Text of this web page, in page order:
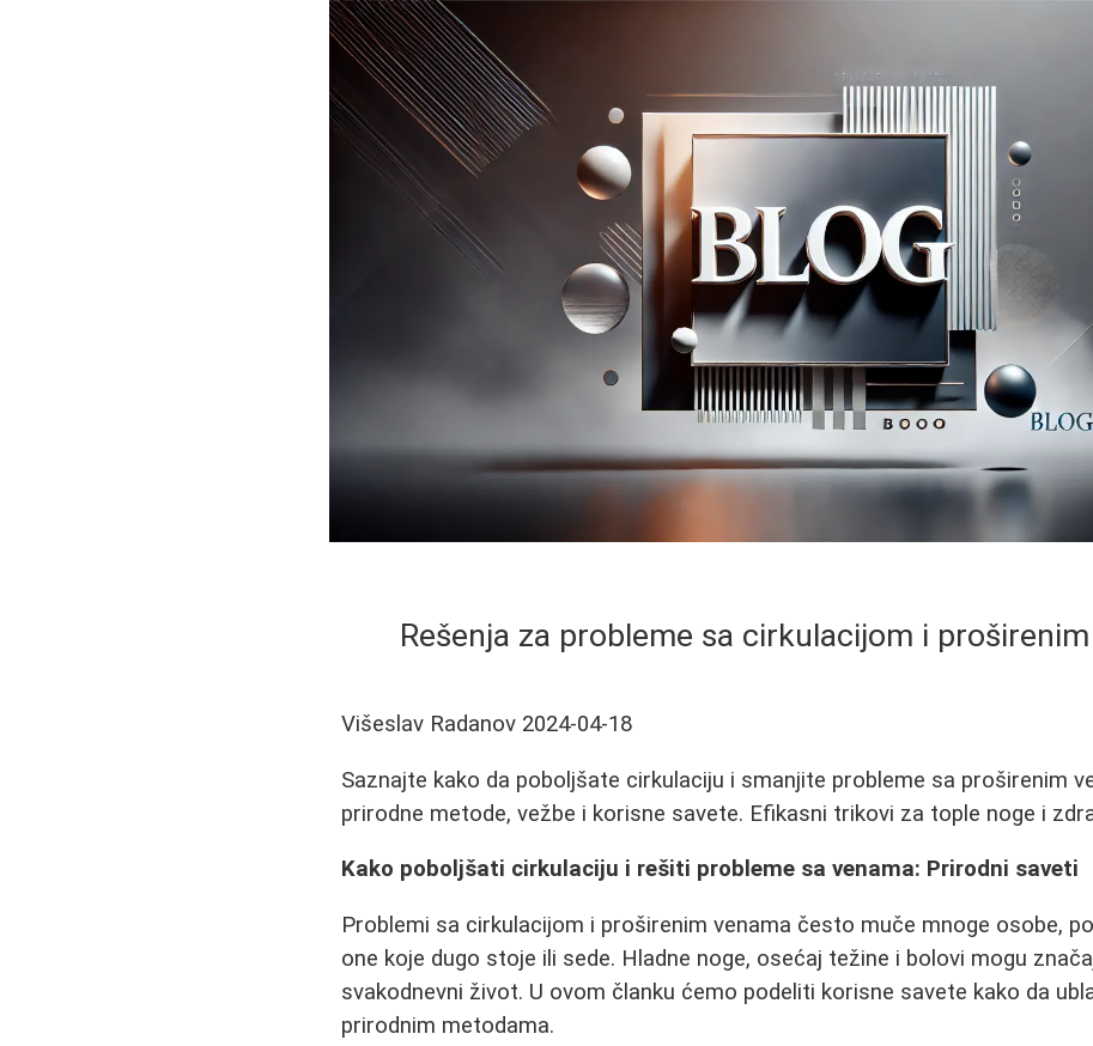
Rešenja za probleme sa cirkulacijom i
Višeslav Radanov 2024-04-18
Saznajte kako da poboljšate cirkulaciju i smanjite probleme sa proširenim
prirodne metode, vežbe i korisne savete. Efikasni trikovi za tople noge i
Kako poboljšati cirkulaciju i rešiti probleme sa venama: Prirodni saveti
Problemi sa cirkulacijom i proširenim venama često muče mnoge osobe,
one koje dugo stoje ili sede. Hladne noge, osećaj težine i bolovi mogu
svakodnevni život. U ovom članku ćemo podeliti korisne savete kako da
prirodnim metodama.